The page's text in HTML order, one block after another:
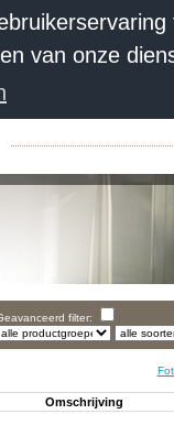
van onze
filter:
Omschrijving